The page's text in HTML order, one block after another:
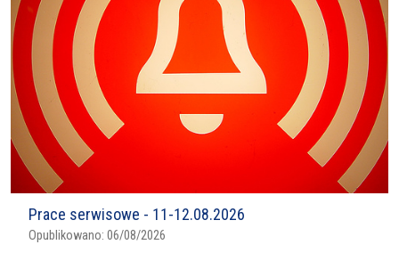
Prace serwisowe - 11-12.08.2026
Opublikowano: 06/08/2026